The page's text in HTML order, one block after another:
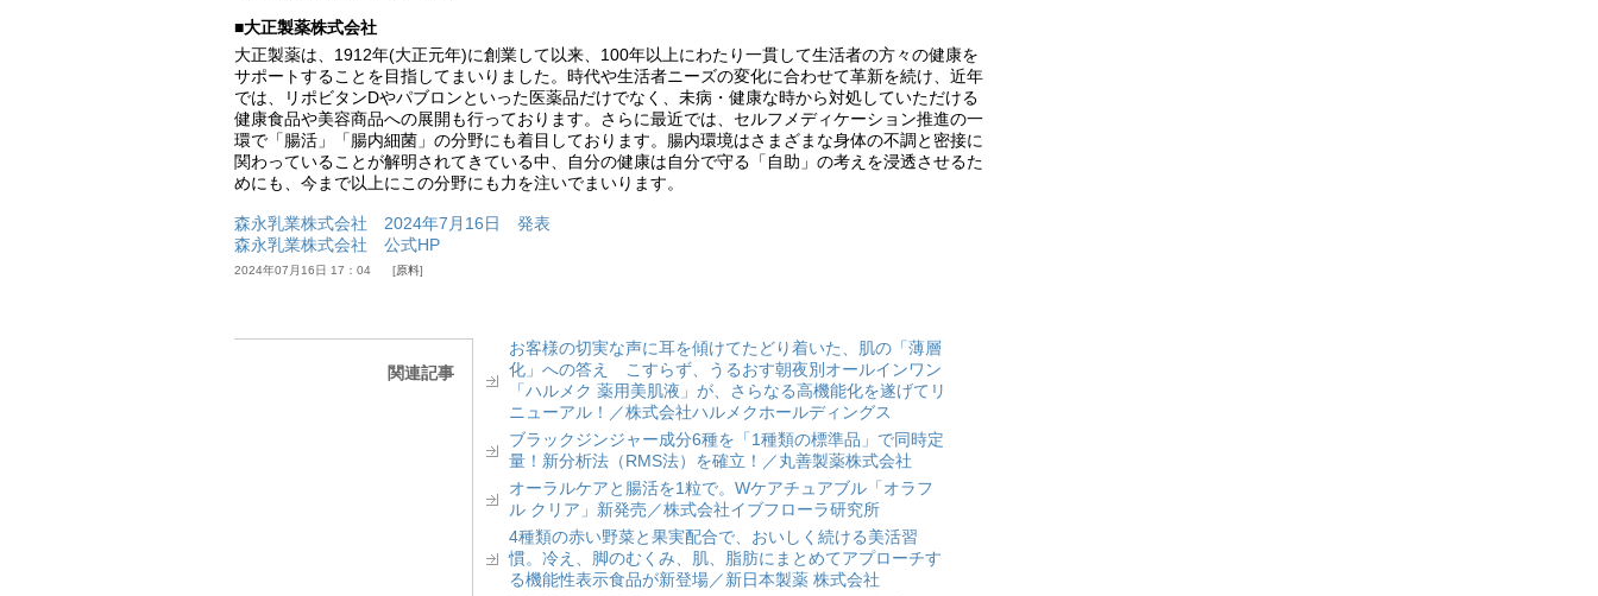
■大正製薬株式会社
大正製薬は、1912年(大正元年)に創業して以来、100年以上にわたり一貫して生活者の方々の健康を
サポートすることを目指してまいりました。時代や生活者ニーズの変化に合わせて革新を続け、近年
では、リポビタンDやパブロンといった医薬品だけでなく、未病・健康な時から対処していただける
健康食品や美容商品への展開も行っております。さらに最近では、セルフメディケーション推進の一
環で「腸活」「腸内細菌」の分野にも着目しております。腸内環境はさまざまな身体の不調と密接に
関わっていることが解明されてきている中、自分の健康は自分で守る「自助」の考えを浸透させるた
めにも、今まで以上にこの分野にも力を注いでまいります。
森永乳業株式会社 2024年7月16日 発表
森永乳業株式会社 公式HP
2024年07月16日 17：04 原料
関連記事
お客様の切実な声に耳を傾けてたどり着いた、肌の「薄層
化」への答え こすらず、うるおす朝夜別オールインワン
「ハルメク 薬用美肌液」が、さらなる高機能化を遂げてリ
ニューアル！／株式会社ハルメクホールディングス
ブラックジンジャー成分6種を「1種類の標準品」で同時定
量！新分析法（RMS法）を確立！／丸善製薬株式会社
オーラルケアと腸活を1粒で。Wケアチュアブル「オラフ
ル クリア」新発売／株式会社イブフローラ研究所
4種類の赤い野菜と果実配合で、おいしく続ける美活習
慣。冷え、脚のむくみ、肌、脂肪にまとめてアプローチす
る機能性表示食品が新登場／新日本製薬 株式会社